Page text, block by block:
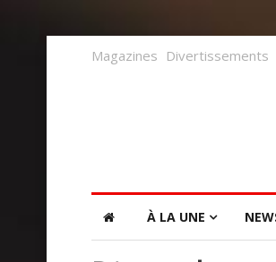
Magazines Divertissements
À LA UNE